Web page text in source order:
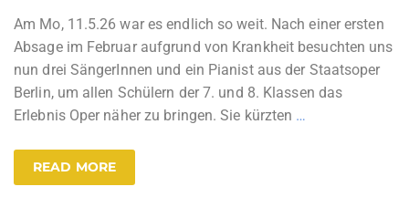
Am Mo, 11.5.26 war es endlich so weit. Nach einer ersten
Absage im Februar aufgrund von Krankheit besuchten uns
nun drei SängerInnen und ein Pianist aus der Staatsoper
Berlin, um allen Schülern der 7. und 8. Klassen das
Erlebnis Oper näher zu bringen. Sie kürzten …
READ MORE